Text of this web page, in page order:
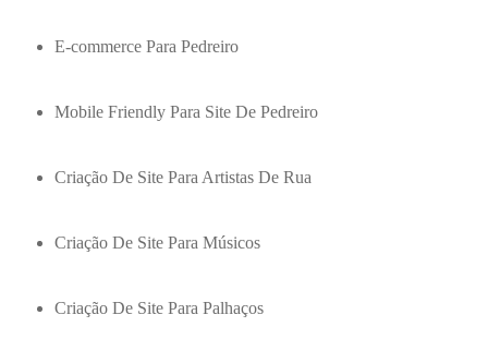
E-commerce Para Pedreiro
Mobile Friendly Para Site De Pedreiro
Criação De Site Para Artistas De Rua
Criação De Site Para Músicos
Criação De Site Para Palhaços